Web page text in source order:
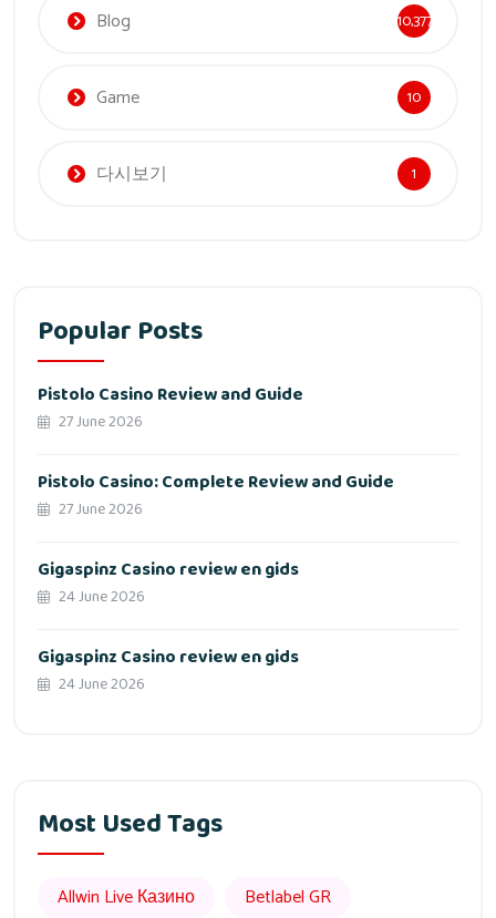
Blog 10,377
Game 10
다시보기 1
Popular Posts
Pistolo Casino Review and Guide
27 June 2026
Pistolo Casino: Complete Review and Guide
27 June 2026
Gigaspinz Casino review en gids
24 June 2026
Gigaspinz Casino review en gids
24 June 2026
Most Used Tags
Allwin Live Казино
Betlabel GR